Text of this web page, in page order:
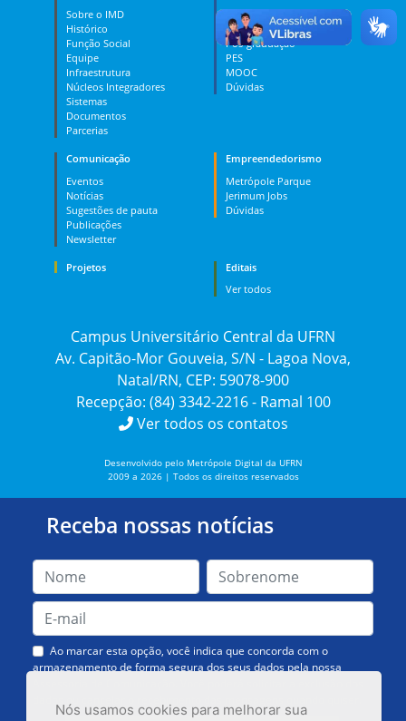
Nós usamos cookies para melhorar sua
Sobre o IMD
Histórico
Função Social
Equipe
Infraestrutura
Núcleos Integradores
Sistemas
Documentos
Parcerias
Curso Técnico
Graduação
Pós-graduação
PES
MOOC
Dúvidas
Comunicação
Eventos
Notícias
Sugestões de pauta
Publicações
Newsletter
Empreendedorismo
Metrópole Parque
Jerimum Jobs
Dúvidas
Projetos
Editais
Ver todos
Campus Universitário Central da UFRN
Av. Capitão-Mor Gouveia, S/N - Lagoa Nova,
Natal/RN, CEP: 59078-900
Recepção: (84) 3342-2216 - Ramal 100
Ver todos os contatos
Desenvolvido pelo Metrópole Digital da UFRN
2009 a 2026 | Todos os direitos reservados
Receba nossas notícias
Ao marcar esta opção, você indica que concorda com o
armazenamento de forma segura dos seus dados pela nossa